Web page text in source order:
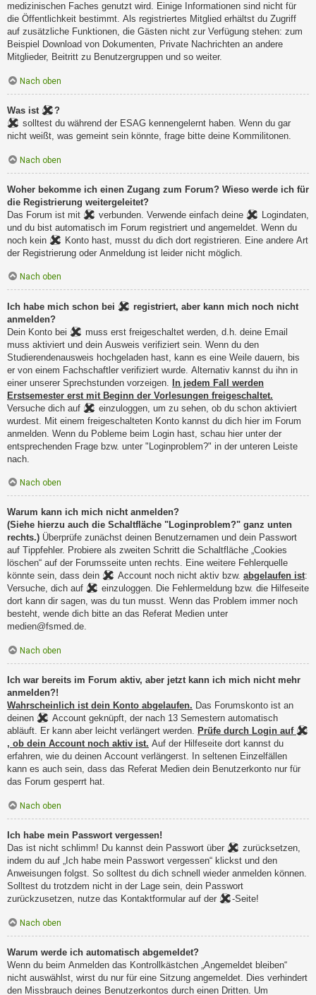
medizinischen Faches genutzt wird. Einige Informationen sind nicht für
die Öffentlichkeit bestimmt. Als registriertes Mitglied erhältst du Zugriff
auf zusätzliche Funktionen, die Gästen nicht zur Verfügung stehen: zum
Beispiel Download von Dokumenten, Private Nachrichten an andere
Mitglieder, Beitritt zu Benutzergruppen und so weiter.
Nach oben
Was ist
?
solltest du während der ESAG kennengelernt haben. Wenn du gar
nicht weißt, was gemeint sein könnte, frage bitte deine Kommilitonen.
Nach oben
Woher bekomme ich einen Zugang zum Forum? Wieso werde ich für
die Registrierung weitergeleitet?
Das Forum ist mit
verbunden. Verwende einfach deine
Logindaten,
und du bist automatisch im Forum registriert und angemeldet. Wenn du
noch kein
Konto hast, musst du dich dort registrieren. Eine andere Art
der Registrierung oder Anmeldung ist leider nicht möglich.
Nach oben
Ich habe mich schon bei
registriert, aber kann mich noch nicht
anmelden?
Dein Konto bei
muss erst freigeschaltet werden, d.h. deine Email
muss aktiviert und dein Ausweis verifiziert sein. Wenn du den
Studierendenausweis hochgeladen hast, kann es eine Weile dauern, bis
er von einem Fachschaftler verifiziert wurde. Alternativ kannst du ihn in
einer unserer Sprechstunden vorzeigen. In jedem Fall werden
Erstsemester erst mit Beginn der Vorlesungen freigeschaltet.
Versuche dich auf
einzuloggen, um zu sehen, ob du schon aktiviert
wurdest. Mit einem freigeschalteten Konto kannst du dich hier im Forum
anmelden. Wenn du Pobleme beim Login hast, schau hier unter der
entsprechenden Frage bzw. unter "Loginproblem?" in der unteren Leiste
nach.
Nach oben
Warum kann ich mich nicht anmelden?
(Siehe hierzu auch die Schaltfläche "Loginproblem?" ganz unten
rechts.) Überprüfe zunächst deinen Benutzernamen und dein Passwort
auf Tippfehler. Probiere als zweiten Schritt die Schaltfläche „Cookies
löschen“ auf der Forumsseite unten rechts. Eine weitere Fehlerquelle
könnte sein, dass dein
Account noch nicht aktiv bzw. abgelaufen ist:
Versuche, dich auf
einzuloggen. Die Fehlermeldung bzw. die Hilfeseite
dort kann dir sagen, was du tun musst. Wenn das Problem immer noch
besteht, wende dich bitte an das Referat Medien unter
medien@fsmed.de.
Nach oben
Ich war bereits im Forum aktiv, aber jetzt kann ich mich nicht mehr
anmelden?!
Wahrscheinlich ist dein Konto abgelaufen. Das Forumskonto ist an
deinen
Account geknüpft, der nach 13 Semestern automatisch
abläuft. Er kann aber leicht verlängert werden. Prüfe durch Login auf
, ob dein Account noch aktiv ist. Auf der Hilfeseite dort kannst du
erfahren, wie du deinen Account verlängerst. In seltenen Einzelfällen
kann es auch sein, dass das Referat Medien dein Benutzerkonto nur für
das Forum gesperrt hat.
Nach oben
Ich habe mein Passwort vergessen!
Das ist nicht schlimm! Du kannst dein Passwort über
zurücksetzen,
indem du auf „Ich habe mein Passwort vergessen“ klickst und den
Anweisungen folgst. So solltest du dich schnell wieder anmelden können.
Solltest du trotzdem nicht in der Lage sein, dein Passwort
zurückzusetzen, nutze das Kontaktformular auf der
-Seite!
Nach oben
Warum werde ich automatisch abgemeldet?
Wenn du beim Anmelden das Kontrollkästchen „Angemeldet bleiben“
nicht auswählst, wirst du nur für eine Sitzung angemeldet. Dies verhindert
den Missbrauch deines Benutzerkontos durch einen Dritten. Um